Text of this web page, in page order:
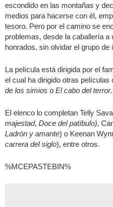
escondido en las montañas y
medios para hacerse con él,
tesoro. Pero por el camino se
problemas, desde la caballería a
honrados, sin olvidar el grupo de
La película está dirigida por el
el cual ha dirigido otras películas
de los simios o El cabo del terror.
El elenco lo completan Telly
majestad, Doce del patíbulo),
Ladrón y amante) o Keenan
carrera del siglo), entre otros.
%MCEPASTEBIN%